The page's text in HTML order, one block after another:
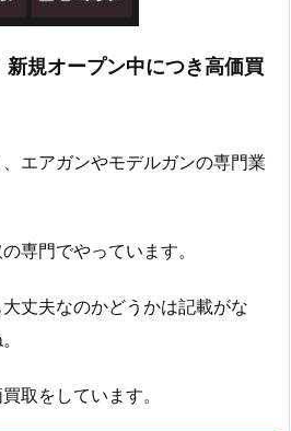
規オープン中につき高価買
エアガンやモデルガンの専門業
専門でやっています。
丈夫なのかどうかは記載がな
取をしています。